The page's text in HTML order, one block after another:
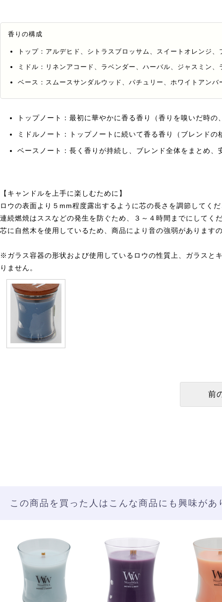
香りの構成
トップ：アルデヒド、シトラスブロッサム、スイートオレンジ
ミドル：リネンアコード、ラベンダー、ハーバル、ジャスミン
ベース：スムースサンダルウッド、パチュリー、ホワイトアン
トップノート：最初に華やかに香る香り（香りを嗅いだ時
ミドルノート：トップノートに続いて香る香り（ブレンドの
ベースノート：長く香りが持続し、ブレンド全体をまとめ、
【キャンドルを上手に楽しむために】
ロウの表面より５mm程度露出するように芯の長さを調節してく
連続燃焼はススなどの発生を防ぐため、３～４時間までにしてく
芯に自然木を使用しているため、商品により音の強弱があります
※ガラス容器の形状および使用しているロウの性質上、ガラスと
りません。
この商品を買った人はこんな商品にも興味があ